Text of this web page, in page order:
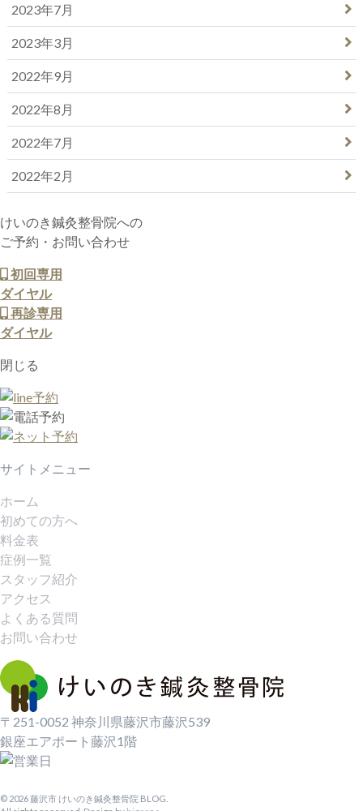
2023年7月
2023年3月
2022年9月
2022年8月
2022年7月
2022年2月
けいのき鍼灸整骨院への
ご予約・お問い合わせ
初回専用
ダイヤル
再診専用
ダイヤル
閉じる
サイトメニュー
ホーム
初めての方へ
料金表
症例一覧
スタッフ紹介
アクセス
よくある質問
お問い合わせ
〒251-0052 神奈川県藤沢市藤沢539
銀座エアポート藤沢1階
© 2026 藤沢市 けいのき鍼灸整骨院 BLOG.